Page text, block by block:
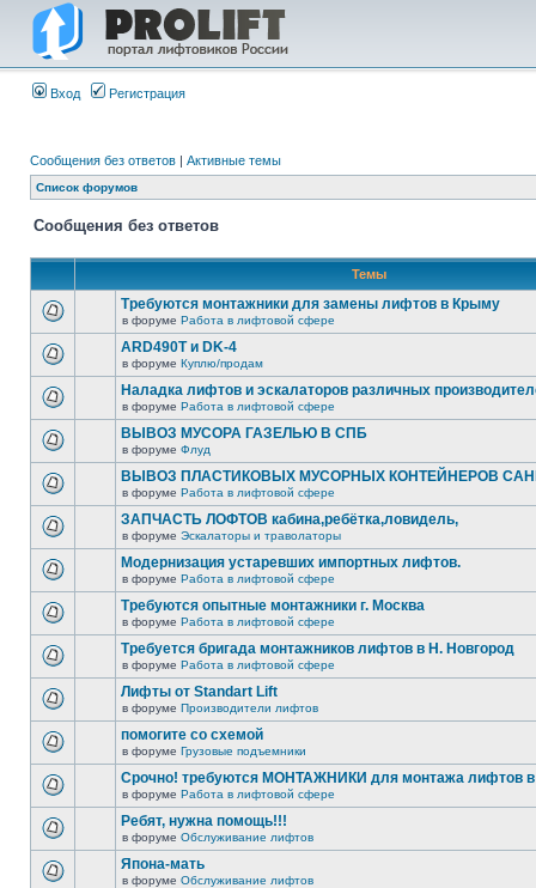
Вход Регистрация
Сообщения без ответов | Активные темы
Список форумов
Сообщения без ответов
Темы
Требуются монтажники для замены лифтов в Крыму
в форуме Работа в лифтовой сфере
ARD490T и DK-4
в форуме Куплю/продам
Наладка лифтов и эскалаторов различных
в форуме Работа в лифтовой сфере
ВЫВОЗ МУСОРА ГАЗЕЛЬЮ В СПБ
в форуме Флуд
ВЫВОЗ ПЛАСТИКОВЫХ МУСОРНЫХ КОНТЕЙНЕРОВ
в форуме Работа в лифтовой сфере
ЗАПЧАСТЬ ЛОФТОВ кабина,ребётка,ловидель,
в форуме Эскалаторы и траволаторы
Модернизация устаревших импортных лифтов.
в форуме Работа в лифтовой сфере
Требуются опытные монтажники г. Москва
в форуме Работа в лифтовой сфере
Требуется бригада монтажников лифтов в Н. Новгород
в форуме Работа в лифтовой сфере
Лифты от Standart Lift
в форуме Производители лифтов
помогите со схемой
в форуме Грузовые подъемники
Срочно! требуются МОНТАЖНИКИ для монтажа лифтов в
в форуме Работа в лифтовой сфере
Ребят, нужна помощь!!!
в форуме Обслуживание лифтов
Япона-мать
в форуме Обслуживание лифтов